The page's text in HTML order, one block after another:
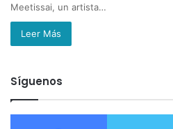
Meetissai, un artista…
Leer Más
Síguenos